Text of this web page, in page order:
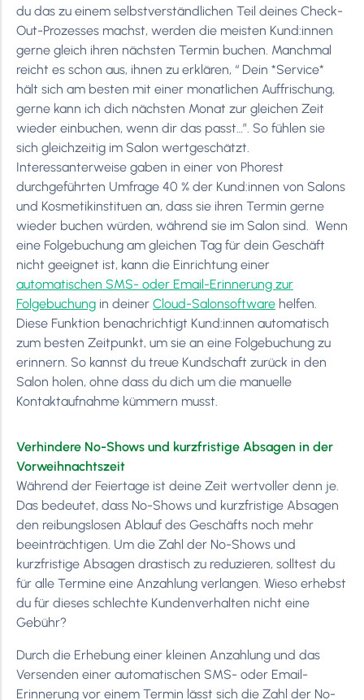
du das zu einem selbstverständlichen Teil deines Check-
Out-Prozesses machst, werden die meisten Kund:innen
gerne gleich ihren nächsten Termin buchen. Manchmal
reicht es schon aus, ihnen zu erklären, “ Dein *Service*
hält sich am besten mit einer monatlichen Auffrischung,
gerne kann ich dich nächsten Monat zur gleichen Zeit
wieder einbuchen, wenn dir das passt…”. So fühlen sie
sich gleichzeitig im Salon wertgeschätzt.
Interessanterweise gaben in einer von Phorest
durchgeführten Umfrage 40 % der Kund:innen von Salons
und Kosmetikinstituen an, dass sie ihren Termin gerne
wieder buchen würden, während sie im Salon sind. Wenn
eine Folgebuchung am gleichen Tag für dein Geschäft
nicht geeignet ist, kann die Einrichtung einer
automatischen SMS- oder Email-Erinnerung zur
Folgebuchung in deiner Cloud-Salonsoftware helfen.
Diese Funktion benachrichtigt Kund:innen automatisch
zum besten Zeitpunkt, um sie an eine Folgebuchung zu
erinnern. So kannst du treue Kundschaft zurück in den
Salon holen, ohne dass du dich um die manuelle
Kontaktaufnahme kümmern musst.
Verhindere No-Shows und kurzfristige Absagen in der
Vorweihnachtszeit
Während der Feiertage ist deine Zeit wertvoller denn je.
Das bedeutet, dass No-Shows und kurzfristige Absagen
den reibungslosen Ablauf des Geschäfts noch mehr
beeinträchtigen. Um die Zahl der No-Shows und
kurzfristige Absagen drastisch zu reduzieren, solltest du
für alle Termine eine Anzahlung verlangen. Wieso erhebst
du für dieses schlechte Kundenverhalten nicht eine
Gebühr?
Durch die Erhebung einer kleinen Anzahlung und das
Versenden einer automatischen SMS- oder Email-
Erinnerung vor einem Termin lässt sich die Zahl der No-